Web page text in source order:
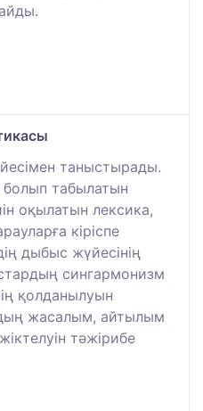
таныстырады.
болып табылатын
оқылатын лексика,
кіріспе
дыбыс жүйесінің
сингармонизм
қолданылуын
жасалым, айтылым
тәжірибе